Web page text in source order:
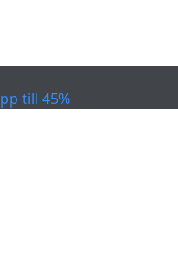
till 45%